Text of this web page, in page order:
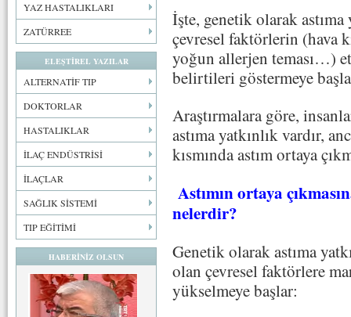
YAZ HASTALIKLARI
ZATÜRREE
ELEŞTİREL YAZILAR
ALTERNATİF TIP
DOKTORLAR
HASTALIKLAR
İLAÇ ENDÜSTRİSİ
İLAÇLAR
SAĞLIK SİSTEMİ
TIP EĞİTİMİ
HABERİNİZ OLSUN
İşte, genetik olarak
çevresel faktörlerin
yoğun allerjen teması…)
belirtileri göstermeye
Araştırmalara göre,
astıma yatkınlık vardır,
kısmında astım ortaya
Astımın ortaya
nelerdir?
Genetik olarak astıma
olan çevresel faktörlere
yükselmeye başlar: